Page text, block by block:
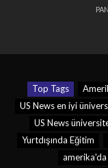
Top Tags
US News en iyi
US News
Yurtdışında Eğitim